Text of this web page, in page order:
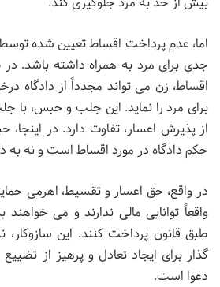
اما، عدم پرداخت اقساط تعیین شده توسط
جدی برای مرد به همراه داشته باشد.
اقساط، زن می تواند مجدداً از
برای مرد را نماید. این جلب و حبس، با
از پذیرش اعسار، تفاوت دارد. در
حکم دادگاه در مورد اقساط است و نه
در واقع، حق اعسار و تقسیط، اهرمی
واقعاً توانایی مالی ندارند و می
طبق قانون پرداخت کنند. این
گذار برای ایجاد تعادل و پرهیز از
دعوا است.